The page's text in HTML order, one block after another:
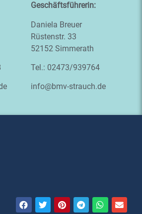
Geschäftsführerin:
Daniela Breuer
Rüstenstr. 33
52152 Simmerath
Tel.: 02473/939764
info@bmv-strauch.de